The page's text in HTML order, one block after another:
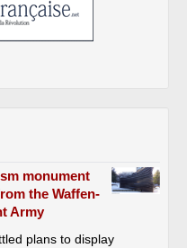
monument
the Waffen-
Army
plans to display